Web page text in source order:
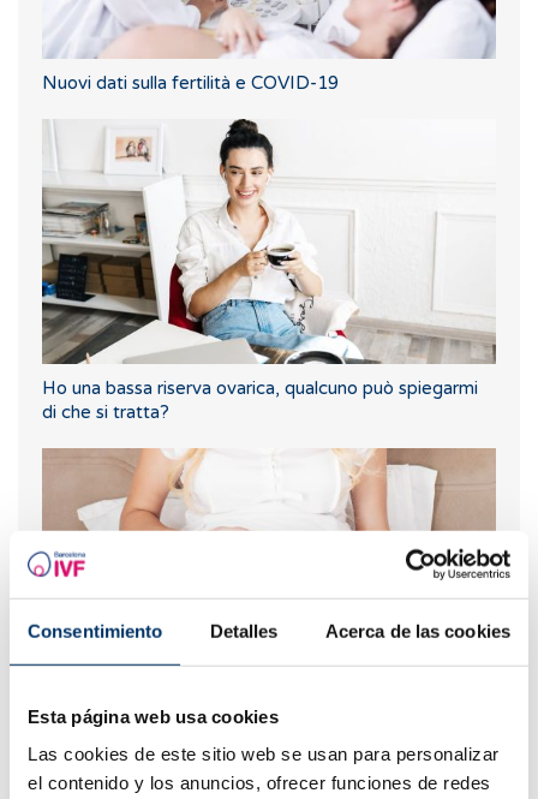
Consentimiento Detalles Acerca de las cookies
Esta página web usa cookies
Las cookies de este sitio web se usan para personalizar
el contenido y los anuncios, ofrecer funciones de redes
Nuovi dati sulla fertilità e COVID-19
Ho una bassa riserva ovarica, qualcuno può spiegarmi
di che si tratta?
Nuova gravidanza dopo un aborto biochimico